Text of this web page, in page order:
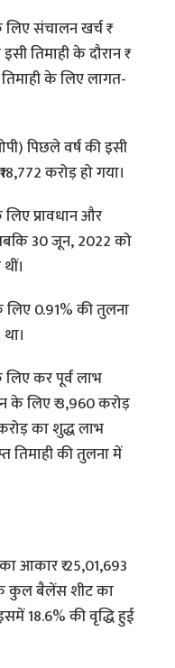
संचालन खर्च ₹
तिमाही के दौरान ₹
के लिए लागत-
पिछले वर्ष की इसी
करोड़ हो गया।
प्रावधान और
30 जून, 2022 को
लिए 0.91% की तुलना
कर पूर्व लाभ
के लिए ₹ 3,960 करोड़
का शुद्ध लाभ
तिमाही की तुलना में
आकार ₹ 25,01,693
कुल बैलेंस शीट का
18.6% की वृद्धि हुई